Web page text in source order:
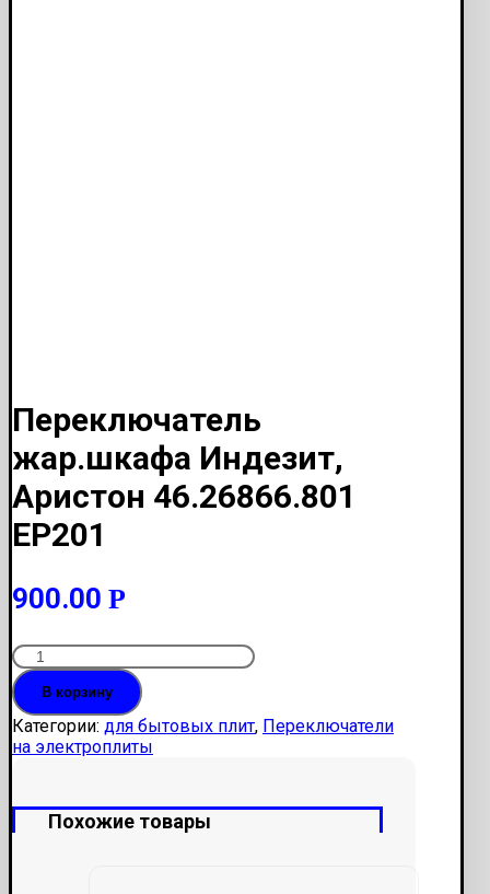
Переключатель
жар.шкафа Индезит,
Аристон 46.26866.801
ЕР201
900.00 Р
Количество
Переключатель
жар.шкафа
Индезит,
Аристон
46.26866.801
В корзину
Категории: для бытовых плит, Переключатели
на электроплиты
Похожие товары